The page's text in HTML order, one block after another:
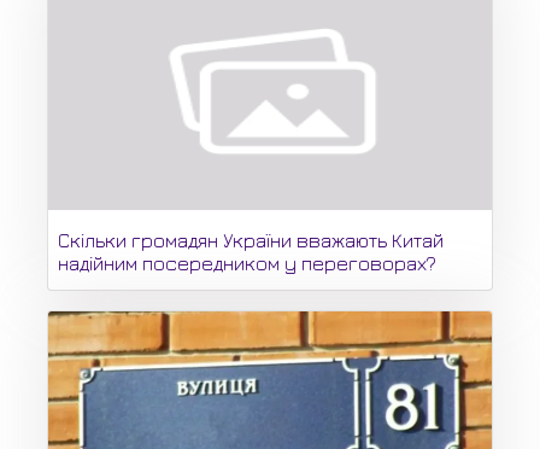
Скільки громадян України вважають Китай
надійним посередником у переговорах?